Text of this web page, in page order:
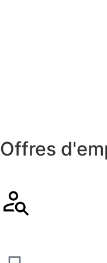
Offres